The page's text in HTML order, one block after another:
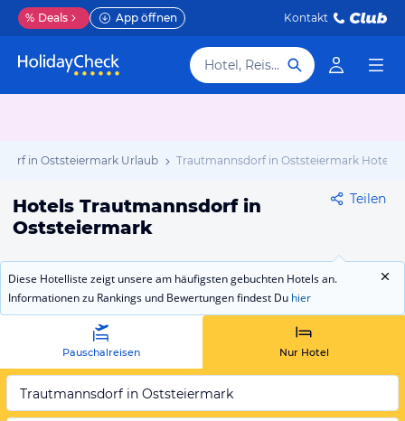
% Deals App öffnen Kontakt
Hotel, Reiseziel
in Oststeiermark Urlaub Trautmannsdorf in Oststeiermark Hotels
Hotels Trautmannsdorf in
Oststeiermark
Teilen
Diese Hotelliste zeigt unsere am häufigsten gebuchten Hotels an.
Informationen zu Rankings und Bewertungen findest Du hier
Pauschalreisen Nur Hotel
Trautmannsdorf in Oststeiermark